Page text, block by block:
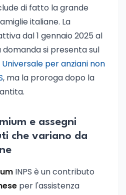
di fatto la grande
italiane. La
dal 1 gennaio 2025 al
domanda si presenta sul
per anziani non
, ma la proroga dopo la
e assegni
che variano da
INPS è un contributo
per l'assistenza